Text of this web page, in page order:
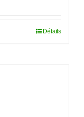
Détails